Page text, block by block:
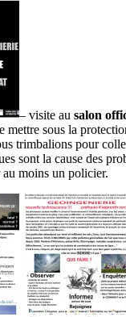
– visite au salon
mettre sous la
trimbalions pour
sont la cause des
moins un policier.